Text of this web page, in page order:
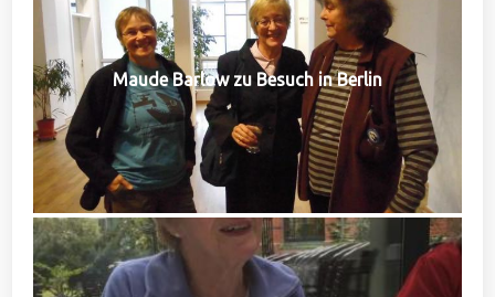
Maude Barlow zu Besuch in Berlin